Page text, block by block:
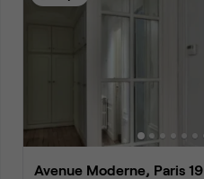
Avenue Moderne, Paris 19